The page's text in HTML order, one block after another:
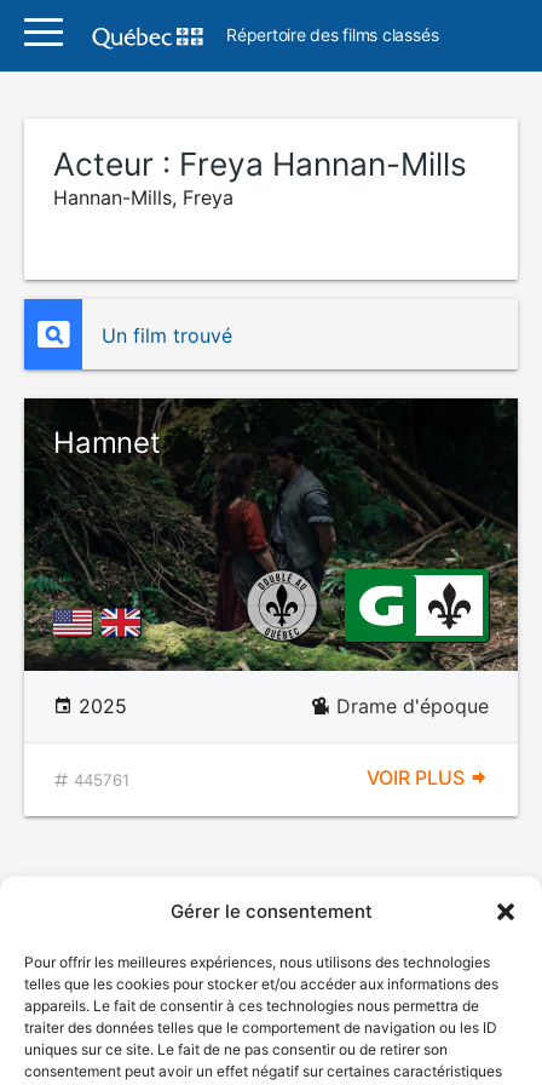
Gérer le consentement
Pour offrir les meilleures expériences, nous utilisons des technologies
telles que les cookies pour stocker et/ou accéder aux informations des
appareils. Le fait de consentir à ces technologies nous permettra de
traiter des données telles que le comportement de navigation ou les ID
uniques sur ce site. Le fait de ne pas consentir ou de retirer son
consentement peut avoir un effet négatif sur certaines caractéristiques
Répertoire des films classés
Acteur : Freya Hannan-Mills
Hannan-Mills, Freya
Un film trouvé
Hamnet
2025 Drame d'époque
445761 VOIR PLUS